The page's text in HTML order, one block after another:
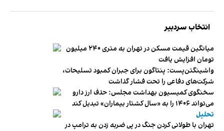
انتخاب سردبیر
میانگین قیمت مسکن در تهران به متری ۲۴۰ میلیون
تومان افزایش یافت
واشینگتن‌پست: پنتاگون برای جبران کمبود تسلیحات،
شرکت‌های دفاعی را تحت فشار گذاشت
سخنگوی کمیسیون بهداشت مجلس: حذف ارز دارو
می‌تواند ۱۴۰۶ را به «سال کشتار بیماران» تبدیل کند
تحلیل
تهران با طولانی کردن جنگ در پی ضربه زدن به ترامپ در